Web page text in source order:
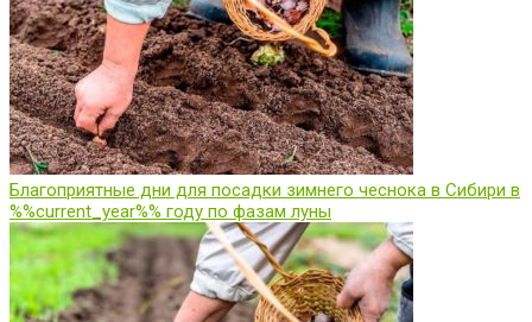
Благоприятные дни для посадки зимнего чеснока в Сибири в
%%current_year%% году по фазам луны